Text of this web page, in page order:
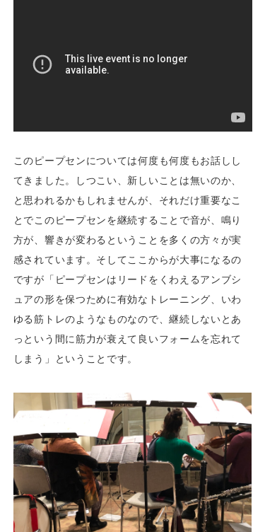
このピープセンについては何度も何度もお話しし
てきました。しつこい、新しいことは無いのか、
と思われるかもしれませんが、それだけ重要なこ
とでこのピープセンを継続することで音が、鳴り
方が、響きが変わるということを多くの方々が実
感されています。そしてここからが大事になるの
ですが「ピープセンはリードをくわえるアンブシ
ュアの形を保つために有効なトレーニング、いわ
ゆる筋トレのようなものなので、継続しないとあ
っという間に筋力が衰えて良いフォームを忘れて
しまう」ということです。